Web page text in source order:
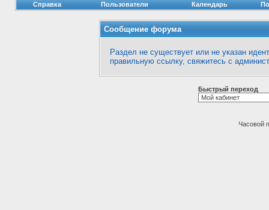
Справка Пользователи Календарь
Сообщение форума
Раздел не существует или не указан
правильную ссылку, свяжитесь с
Быстрый переход
Часовой